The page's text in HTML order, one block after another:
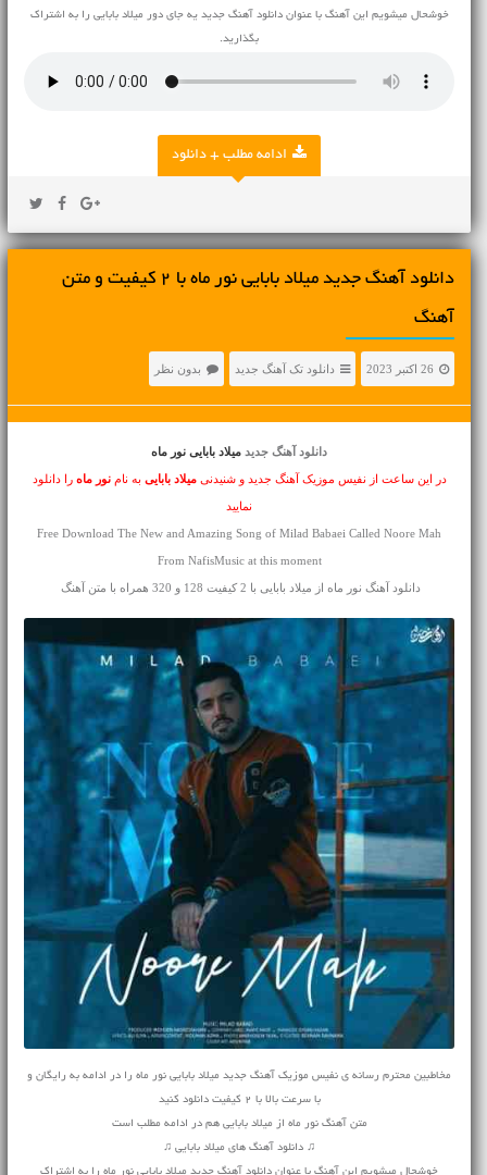
خوشحال میشویم این آهنگ با عنوان دانلود آهنگ جدید یه جای دور میلاد بابایی را به اشتراک
بگذارید.
ادامه مطلب + دانلود
دانلود آهنگ جديد میلاد بابایی نور ماه با 2 کیفیت و متن
آهنگ
26 اکتبر 2023 دانلود تک آهنگ جدید بدون نظر
دانلود آهنگ جدید میلاد بابایی نور ماه
در این ساعت از نفیس موزیک آهنگ جدید و شنیدنیمیلاد بابایی به نامنور ماه را دانلود
نمایید
Free Download The New and Amazing Song of Milad Babaei Called Noore Mah
From NafisMusic at this moment
دانلود آهنگ نور ماه از میلاد بابایی با 2 کیفیت 128 و 320 همراه با متن آهنگ
مخاطبین محترم رسانه ی نفیس موزیک آهنگ جدید میلاد بابایی نور ماه را در ادامه به رایگان و
با سرعت بالا با 2 کیفیت دانلود کنید
متن آهنگ نور ماه از میلاد بابایی هم در ادامه مطلب است
♫ دانلود آهنگ های میلاد بابایی ♫
خوشحال میشویم این آهنگ با عنوان دانلود آهنگ جدید میلاد بابایی نور ماه را به اشتراک